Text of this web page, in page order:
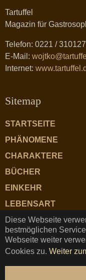
Diese Webseite
bestmöglichen
Webseite weiter
Cookies zu. Weiter
Tartuffel
Magazin für
Telefon: 0221 /
E-Mail:
Internet:
Sitemap
STARTSEITE
PHÄNOMENE
CHARAKTERE
BÜCHER
EINKEHR
LEBENSART
ZUTATEN
TARTUFFEL ©